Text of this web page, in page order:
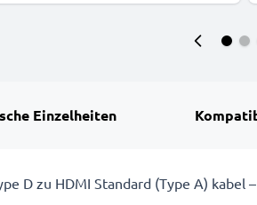
Einzelheiten
D zu HDMI Standard (Type A)